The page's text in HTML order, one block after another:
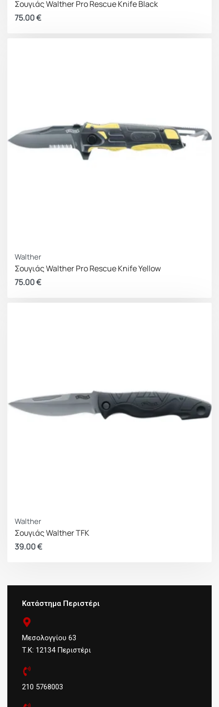
Σουγιάς Walther Pro Rescue Knife Black
75.00€
Walther
Σουγιάς Walther Pro Rescue Knife Yellow
75.00€
Walther
Σουγιάς Walther TFK
39.00€
Κατάστημα Περιστέρι
Μεσολογγίου 63
Τ.Κ: 12134 Περιστέρι
210 5768003